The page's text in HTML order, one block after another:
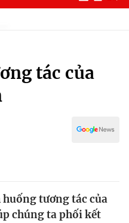
tác của
tương tác của
chúng ta phối kết